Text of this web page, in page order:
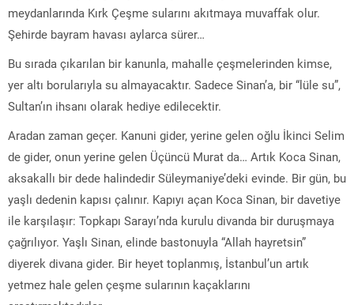
meydanlarında Kırk Çeşme sularını akıtmaya muvaffak olur.
Şehirde bayram havası aylarca sürer…
Bu sırada çıkarılan bir kanunla, mahalle çeşmelerinden kimse,
yer altı borularıyla su almayacaktır. Sadece Sinan’a, bir “lüle su”,
Sultan’ın ihsanı olarak hediye edilecektir.
Aradan zaman geçer. Kanuni gider, yerine gelen oğlu İkinci Selim
de gider, onun yerine gelen Üçüncü Murat da… Artık Koca Sinan,
aksakallı bir dede halindedir Süleymaniye’deki evinde. Bir gün, bu
yaşlı dedenin kapısı çalınır. Kapıyı açan Koca Sinan, bir davetiye
ile karşılaşır: Topkapı Sarayı’nda kurulu divanda bir duruşmaya
çağrılıyor. Yaşlı Sinan, elinde bastonuyla “Allah hayretsin”
diyerek divana gider. Bir heyet toplanmış, İstanbul’un artık
yetmez hale gelen çeşme sularının kaçaklarını